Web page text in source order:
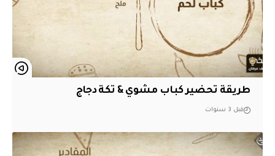
طريقة تحضير كباب مشوي & تكة دجاج
قبل 3 سنوات